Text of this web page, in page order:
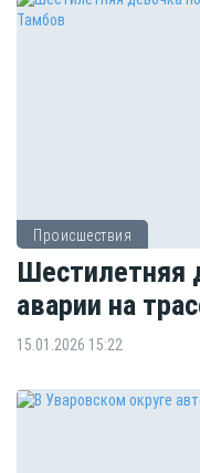
Происшествия
Шестилетняя
аварии на
15.01.2026 15:22